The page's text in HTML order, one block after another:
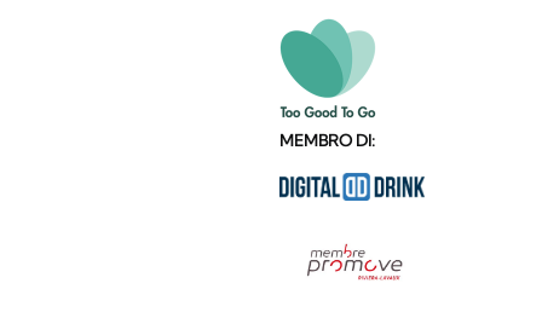
MEMBRO DI: